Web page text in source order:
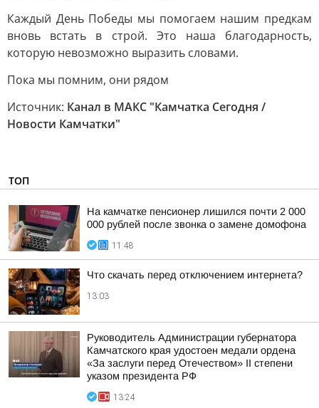
Каждый День Победы мы помогаем нашим предкам
вновь встать в строй. Это наша благодарность,
которую невозможно выразить словами.
Пока мы помним, они рядом
Источник: Канал в МАКС "Камчатка Сегодня /
Новости Камчатки"
ТОП
На камчатке пенсионер лишился почти 2 000
000 рублей после звонка о замене домофона
11:48
Что скачать перед отключением интернета?
13:03
Руководитель Администрации губернатора
Камчатского края удостоен медали ордена
«За заслуги перед Отечеством» II степени
указом президента РФ
13:24